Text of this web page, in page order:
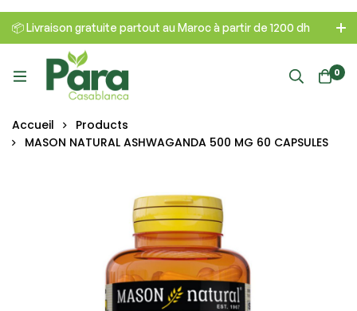
📦 Livraison gratuite partout au Maroc à partir de 1200 dh
0
Accueil
Products
MASON NATURAL ASHWAGANDA 500 MG 60 CAPSULES